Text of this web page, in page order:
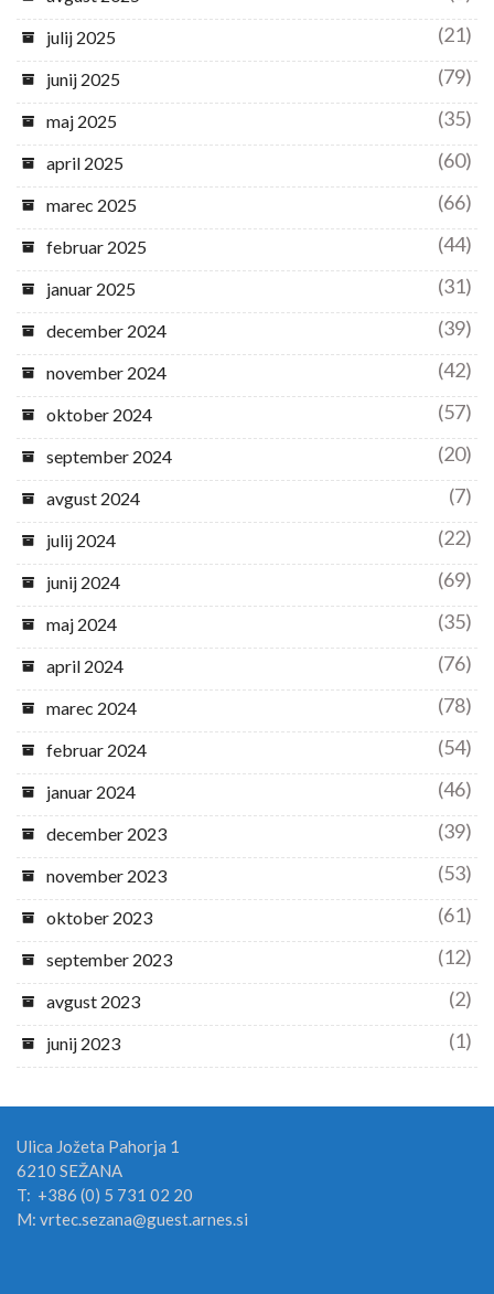
julij 2025 (21)
junij 2025 (79)
maj 2025 (35)
april 2025 (60)
marec 2025 (66)
februar 2025 (44)
januar 2025 (31)
december 2024 (39)
november 2024 (42)
oktober 2024 (57)
september 2024 (20)
avgust 2024 (7)
julij 2024 (22)
junij 2024 (69)
maj 2024 (35)
april 2024 (76)
marec 2024 (78)
februar 2024 (54)
januar 2024 (46)
december 2023 (39)
november 2023 (53)
oktober 2023 (61)
september 2023 (12)
avgust 2023 (2)
junij 2023 (1)
Ulica Jožeta Pahorja 1
6210 SEŽANA
T: +386 (0) 5 731 02 20
M: vrtec.sezana@guest.arnes.si